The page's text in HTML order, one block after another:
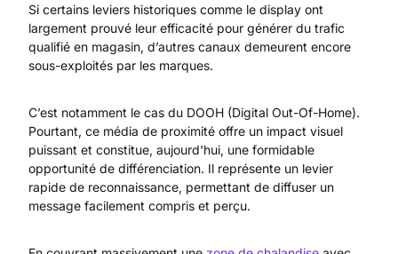
Si certains leviers historiques comme le display ont
largement prouvé leur efficacité pour générer du trafic
qualifié en magasin, d’autres canaux demeurent encore
sous-exploités par les marques.
C’est notamment le cas du DOOH (Digital Out-Of-Home).
Pourtant, ce média de proximité offre un impact visuel
puissant et constitue, aujourd'hui, une formidable
opportunité de différenciation. Il représente un levier
rapide de reconnaissance, permettant de diffuser un
message facilement compris et perçu.